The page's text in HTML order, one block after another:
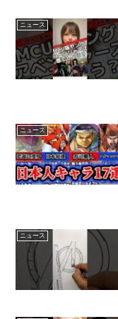
ニュース
ニュース
ニュース